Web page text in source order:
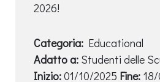
2026!
Categoria: Educational
Adatto a: Studenti delle
Inizio:01/10/2025 Fine: